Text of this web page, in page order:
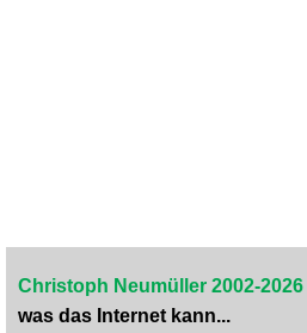
Christoph Neumüller 2002-2026
was das Internet kann...